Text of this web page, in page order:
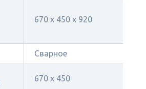
670 х 450 x 920
Сварное
670 х 450